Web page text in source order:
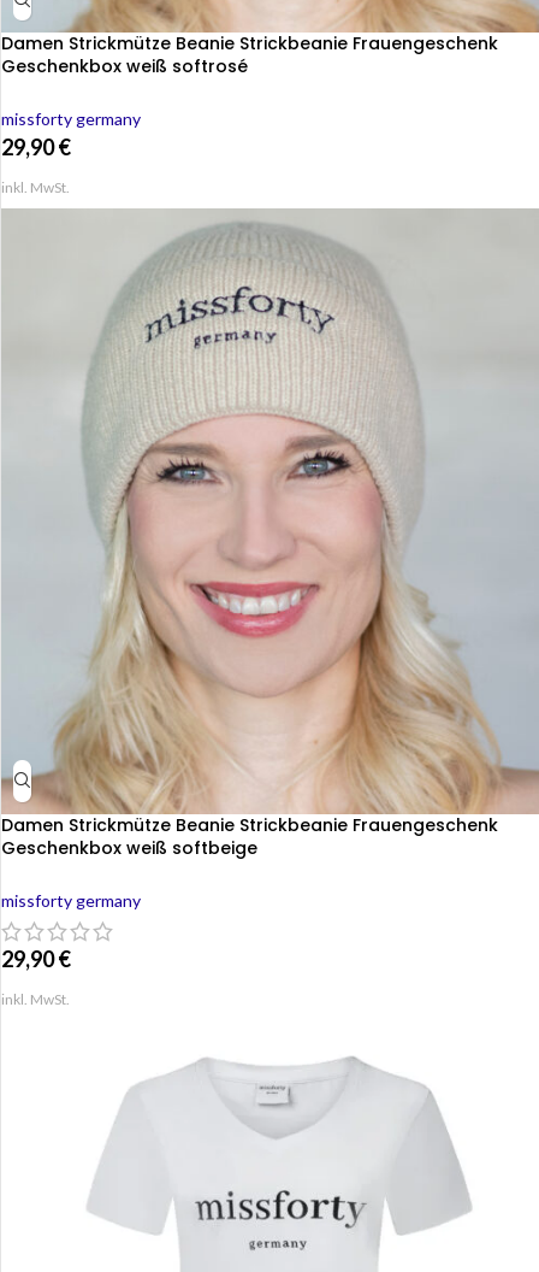
Damen Strickmütze Beanie Strickbeanie Frauengeschenk
Geschenkbox weiß softrosé
missforty germany
29,90€
inkl. MwSt.
Damen Strickmütze Beanie Strickbeanie Frauengeschenk
Geschenkbox weiß softbeige
missforty germany
29,90€
inkl. MwSt.